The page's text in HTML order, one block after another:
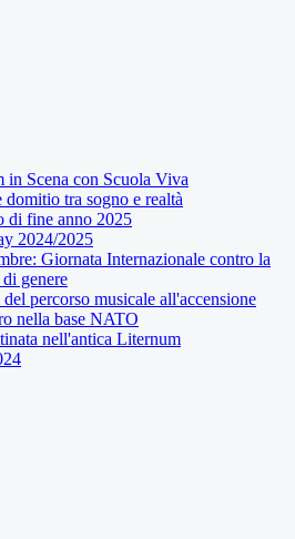
in Scena con Scuola Viva
tra sogno e realtà
di fine anno 2025
2024/2025
Giornata Internazionale contro la
genere
percorso musicale all'accensione
nella base NATO
nell'antica Liternum